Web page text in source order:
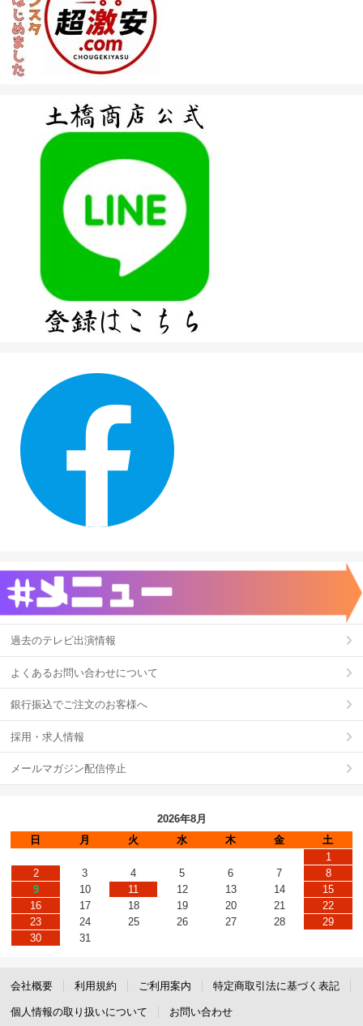
過去のテレビ出演情報
よくあるお問い合わせについて
銀行振込でご注文のお客様へ
採用・求人情報
メールマガジン配信停止
2026年8月
日
月 火 水 木 金
土
1
2
3 4 5 6 7
8
9
10 11 12 13 14
15
16
17 18 19 20 21
22
23
24 25 26 27 28
29
30
31
会社概要 利用規約 ご利用案内 特定商取引法に基づく表記
個人情報の取り扱いについて お問い合わせ